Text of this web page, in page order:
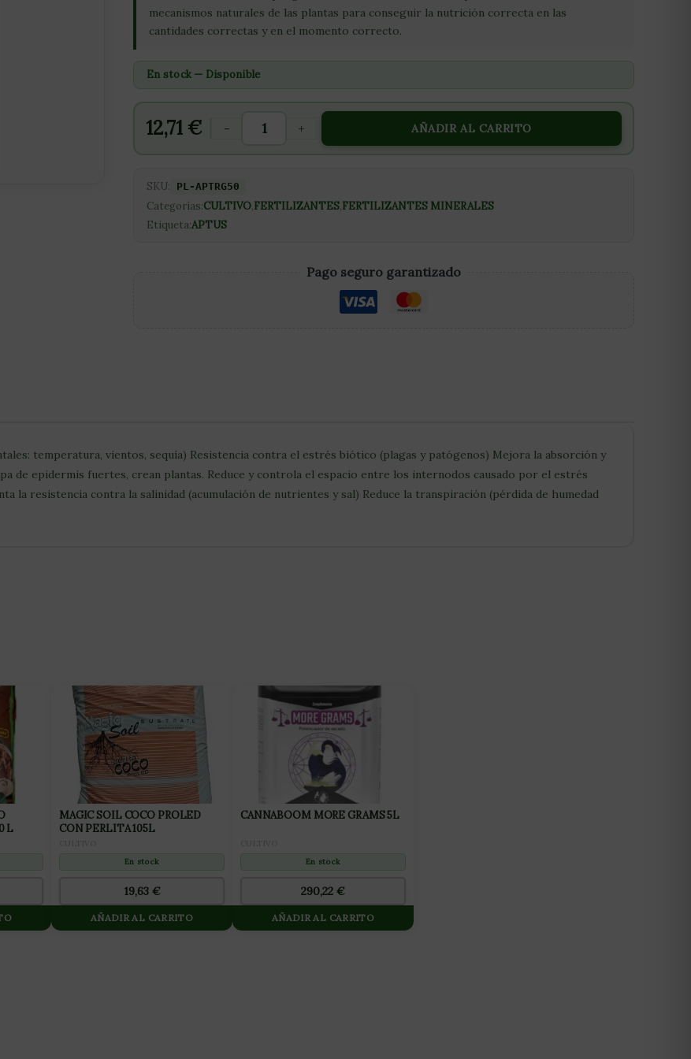
mecanismos naturales de las plantas para conseguir la nutrición correcta en las
cantidades correctas y en el momento correcto.
En stock — Disponible
12,71 € - + AÑADIR AL CARRITO
SKU: PL-APTRG50
Categorías:CULTIVO,FERTILIZANTES,FERTILIZANTES MINERALES
Etiqueta:APTUS
Pago seguro garantizado
temperatura, vientos, sequía) Resistencia contra el estrés biótico (plagas y patógenos) Mejora la absorción y
de epidermis fuertes, crean plantas. Reduce y controla el espacio entre los internodos causado por el estrés
la resistencia contra la salinidad (acumulación de nutrientes y sal) Reduce la transpiración (pérdida de humedad
L
MAGIC SOIL COCO PROLED
CON PERLITA 105L
En stock
19,63 €
AÑADIR AL CARRITO
CANNABOOM MORE GRAMS 5L
En stock
290,22 €
AÑADIR AL CARRITO